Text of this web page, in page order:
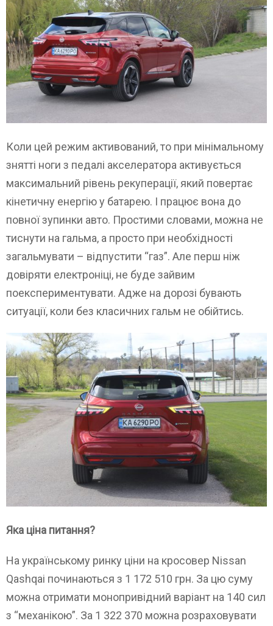
Коли цей режим активований, то при мінімальному
знятті ноги з педалі акселератора активується
максимальний рівень рекуперації, який повертає
кінетичну енергію у батарею. І працює вона до
повної зупинки авто. Простими словами, можна не
тиснути на гальма, а просто при необхідності
загальмувати – відпустити “газ”. Але перш ніж
довіряти електроніці, не буде зайвим
поекспериментувати. Адже на дорозі бувають
ситуації, коли без класичних гальм не обійтись.
Яка ціна питання?
На українському ринку ціни на кросовер Nissan
Qashqai починаються з 1 172 510 грн. За цю суму
можна отримати монопривідний варіант на 140 сил
з “механікою”. За 1 322 370 можна розраховувати